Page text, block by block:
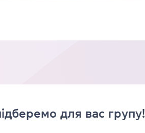
для вас групу!